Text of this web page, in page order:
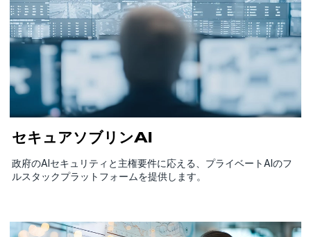
セキュアソブリンAI
政府のAIセキュリティと主権要件に応える、プライベートAIのフ
ルスタックプラットフォームを提供します。